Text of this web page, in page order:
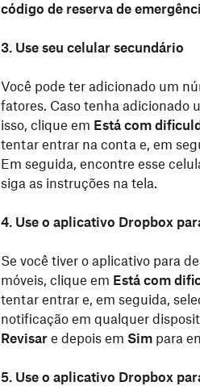
código de reserva de
3. Use seu celular secundário
Você pode ter adicionado um
fatores. Caso tenha adicionado
isso, clique em Está com
tentar entrar na conta e, em
Em seguida, encontre esse
siga as instruções na tela.
4. Use o aplicativo Dropbox
Se você tiver o aplicativo para
móveis, clique em Está com
tentar entrar e, em seguida,
notificação em qualquer
Revisar e depois em Sim para
5. Use o aplicativo Dropbox